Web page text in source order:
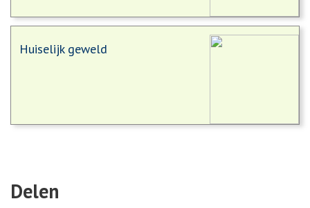
Huiselijk geweld
Delen